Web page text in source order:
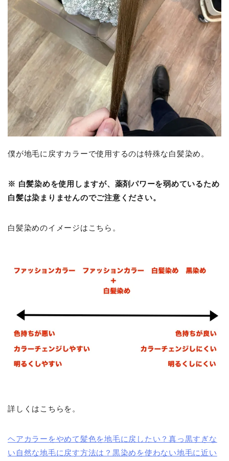
僕が地毛に戻すカラーで使用するのは特殊な白髪染め。
※ 白髪染めを使用しますが、薬剤パワーを弱めているため
白髪は染まりませんのでご注意ください。
白髪染めのイメージはこちら。
詳しくはこちらを。
ヘアカラーをやめて髪色を地毛に戻したい？真っ黒すぎな
い自然な地毛に戻す方法は？黒染めを使わない地毛に近い